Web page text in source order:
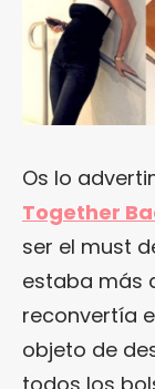
Os lo
Together
ser el must
estaba más
reconvertía
objeto de